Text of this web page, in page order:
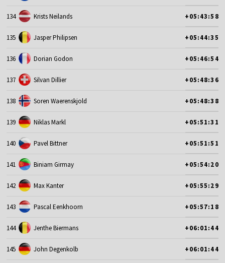
134 Krists Neilands +05:43:58
135 Jasper Philipsen +05:44:35
136 Dorian Godon +05:46:54
137 Silvan Dillier +05:48:36
138 Soren Waerenskjold +05:48:38
139 Niklas Markl +05:51:31
140 Pavel Bittner +05:51:51
141 Biniam Girmay +05:54:20
142 Max Kanter +05:55:29
143 Pascal Eenkhoorn +05:57:18
144 Jenthe Biermans +06:01:44
145 John Degenkolb +06:01:44